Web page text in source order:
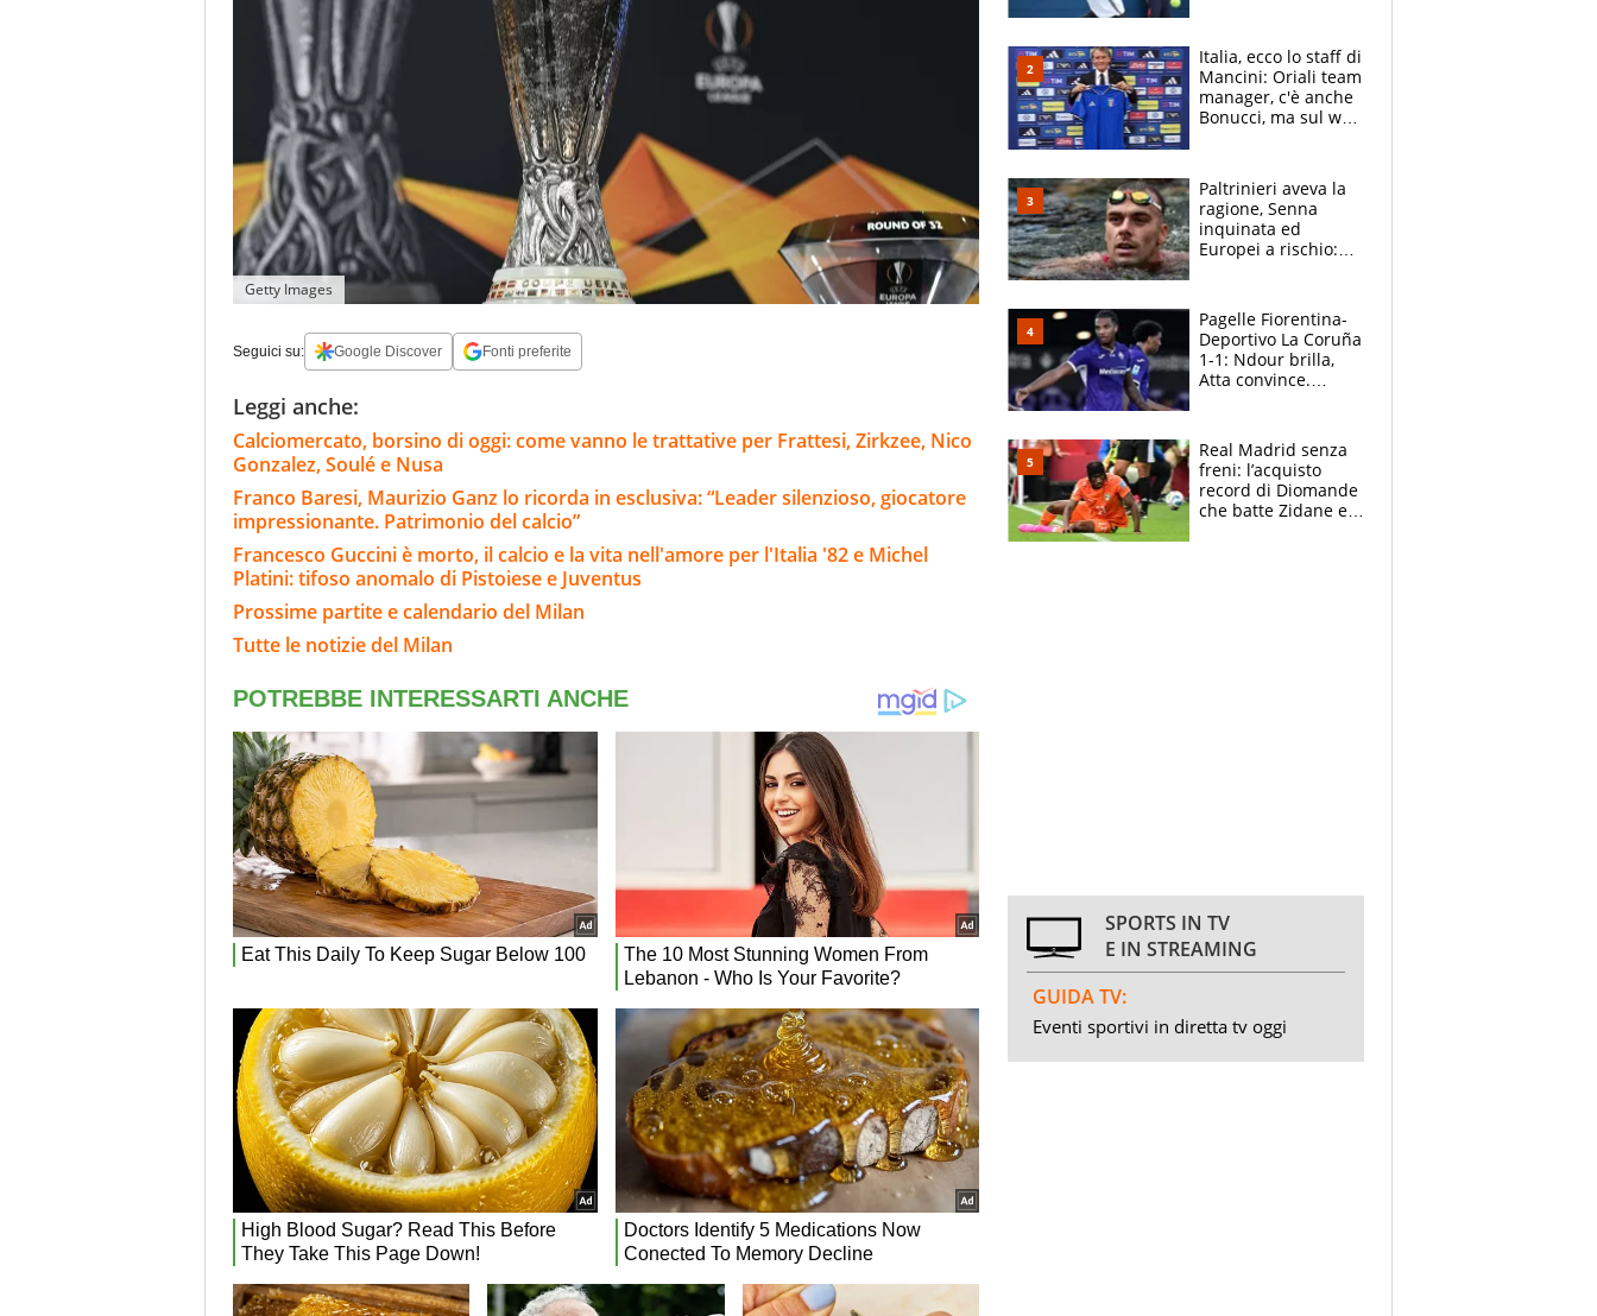
Getty Images
Seguici su: Google Discover Fonti preferite
Leggi anche:
Calciomercato, borsino di oggi: come vanno le trattative per Frattesi, Zirkzee, Nico
Gonzalez, Soulé e Nusa
Franco Baresi, Maurizio Ganz lo ricorda in esclusiva: “Leader silenzioso, giocatore
impressionante. Patrimonio del calcio”
Francesco Guccini è morto, il calcio e la vita nell'amore per l'Italia '82 e Michel
Platini: tifoso anomalo di Pistoiese e Juventus
Prossime partite e calendario del Milan
Tutte le notizie del Milan
felice del mio livello"
Italia, ecco lo staff di
Mancini: Oriali team
manager, c'è anche
Bonucci, ma sul web
Paltrinieri aveva la
ragione, Senna
inquinata ed
Europei a rischio:
adesso
Pagelle Fiorentina-
Deportivo La Coruña
1-1: Ndour brilla,
Atta convince.
Real Madrid senza
freni: l’acquisto
record di Diomande
che batte Zidane e
SPORTS IN TV
E IN STREAMING
GUIDA TV:
Eventi sportivi in diretta tv oggi